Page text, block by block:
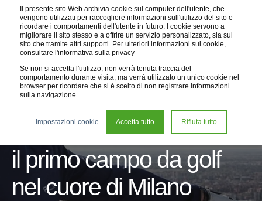
Il presente sito Web archivia cookie sul computer dell'utente, che
vengono utilizzati per raccogliere informazioni sull'utilizzo del sito e
ricordare i comportamenti dell'utente in futuro. I cookie servono a
migliorare il sito stesso e a offrire un servizio personalizzato, sia sul
sito che tramite altri supporti. Per ulteriori informazioni sui cookie,
consultare l'informativa sulla privacy
Se non si accetta l'utilizzo, non verrà tenuta traccia del
comportamento durante visita, ma verrà utilizzato un unico cookie nel
browser per ricordare che si è scelto di non registrare informazioni
sulla navigazione.
Impostazioni cookie Accetta tutto Rifiuta tutto
Un tiro mozzafiato per
il primo campo da golf
nel cuore di Milano